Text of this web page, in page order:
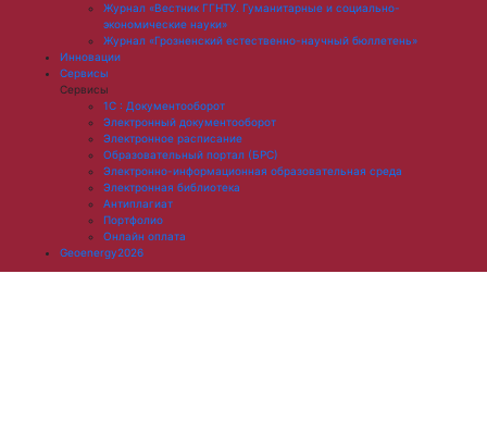
Журнал «Вестник ГГНТУ. Гуманитарные и социально-
экономические науки»
Журнал «Грозненский естественно-научный бюллетень»
Инновации
Сервисы
Сервисы
1С : Документооборот
Электронный документооборот
Электронное расписание
Образовательный портал (БРС)
Электронно-информационная образовательная среда
Электронная библиотека
Антиплагиат
Портфолио
Онлайн оплата
Geoenergy2026